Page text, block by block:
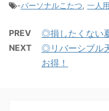
-パーソナルこたつ, 一人
PREV ◎損したくない
NEXT
◎リバーシブル
お得！